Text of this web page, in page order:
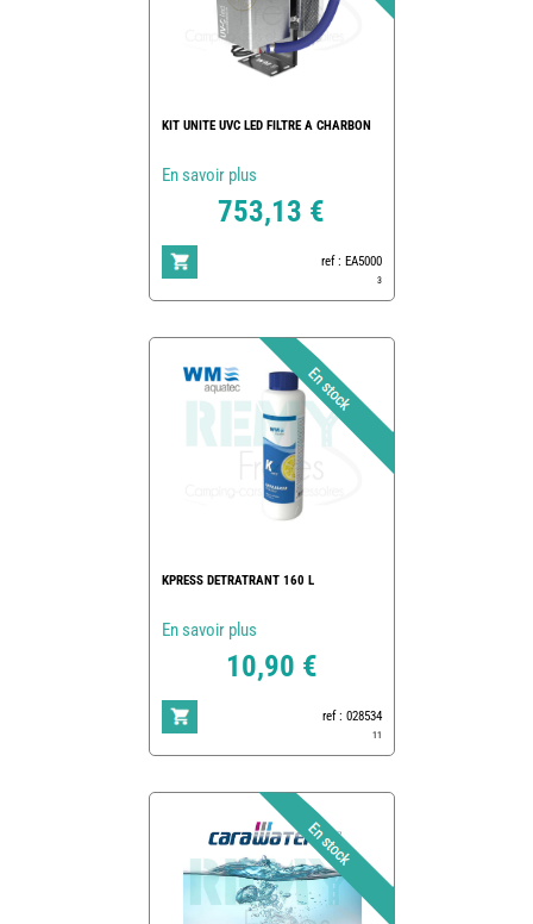
KIT UNITE UVC LED FILTRE A CHARBON
En savoir plus
753,13 €
ref : EA5000
3
KPRESS DETRATRANT 160 L
En savoir plus
10,90 €
ref : 028534
11